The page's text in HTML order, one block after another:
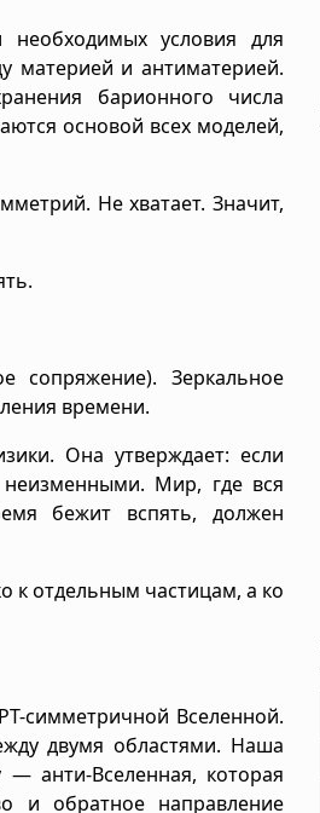
необходимых условия для
материей и антиматерией.
барионного числа
основой всех моделей,
Не хватает. Значит,
сопряжение). Зеркальное
времени.
Она утверждает: если
неизменными. Мир, где вся
бежит вспять, должен
к отдельным частицам, а ко
симметричной Вселенной.
двумя областями. Наша
анти-Вселенная, которая
и обратное направление